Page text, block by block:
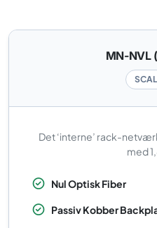
MN-NVL
Det ‘interne’ rack-
med
Nul Optisk Fiber
Passiv Kobber